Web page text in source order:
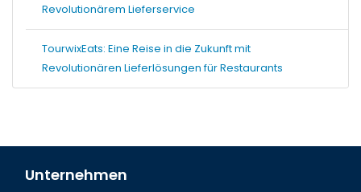
Revolutionärem Lieferservice
TourwixEats: Eine Reise in die Zukunft mit
Revolutionären Lieferlösungen für Restaurants
Unternehmen